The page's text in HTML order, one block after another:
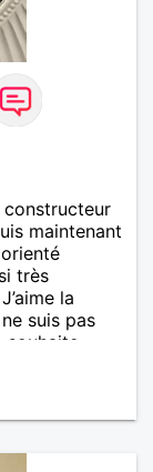
constructeur
maintenant
très
la
suis pas
souhaite
soutenir
soi-même
l'ile de la